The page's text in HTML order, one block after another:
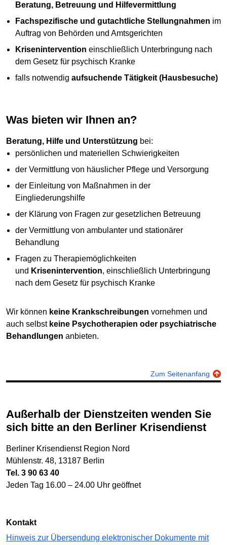
Beratung, Betreuung und Hilfevermittlung
Fachspezifische und gutachtliche Stellungnahmen im
Auftrag von Behörden und Amtsgerichten
Krisenintervention einschließlich Unterbringung nach
dem Gesetz für psychisch Kranke
falls notwendig aufsuchende Tätigkeit (Hausbesuche)
Was bieten wir Ihnen an?
Beratung, Hilfe und Unterstützung bei:
persönlichen und materiellen Schwierigkeiten
der Vermittlung von häuslicher Pflege und Versorgung
der Einleitung von Maßnahmen in der
Eingliederungshilfe
der Klärung von Fragen zur gesetzlichen Betreuung
der Vermittlung von ambulanter und stationärer
Behandlung
Fragen zu Therapiemöglichkeiten
und Krisenintervention, einschließlich Unterbringung
nach dem Gesetz für psychisch Kranke
Wir können keine Krankschreibungen vornehmen und
auch selbst keine Psychotherapien oder psychiatrische
Behandlungen anbieten.
Zum Seitenanfang
Außerhalb der Dienstzeiten wenden Sie
sich bitte an den Berliner Krisendienst
Berliner Krisendienst Region Nord
Mühlenstr. 48, 13187 Berlin
Tel. 3 90 63 40
Jeden Tag 16.00 – 24.00 Uhr geöffnet
Kontakt
Hinweis zur Übersendung elektronischer Dokumente mit